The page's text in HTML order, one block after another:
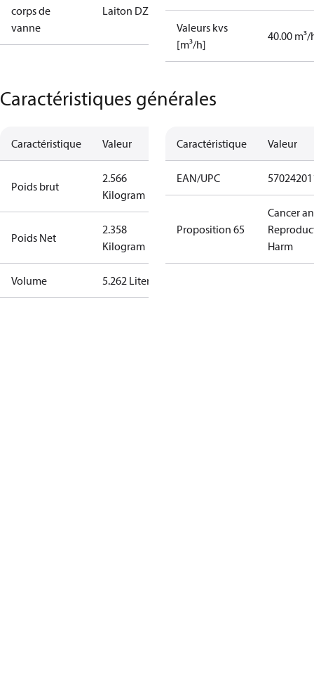
corps de
vanne
Laiton DZR
Valeurs kvs
[m³/h]
40.00 m³/
Caractéristiques générales
Caractéristique Valeur
Poids brut
2.566
Kilogram
Poids Net
2.358
Kilogram
Volume 5.262 Liter
Caractéristique Valeur
EAN/UPC
Proposition 65
Cancer
Harm